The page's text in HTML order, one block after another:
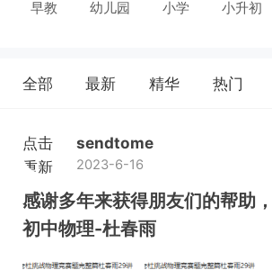
早教 幼儿园 小学 小升初
全部 最新 精华 热门
点击
重新
加载
sendtome
2023-6-16
感谢多年来获得朋友们的帮助
初中物理-杜春雨